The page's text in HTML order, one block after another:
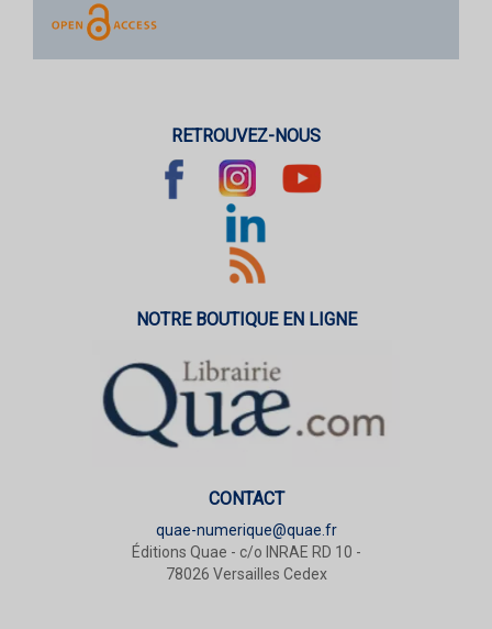
RETROUVEZ-NOUS
NOTRE BOUTIQUE EN LIGNE
CONTACT
quae-numerique@quae.fr
Éditions Quae - c/o INRAE RD 10 -
78026 Versailles Cedex